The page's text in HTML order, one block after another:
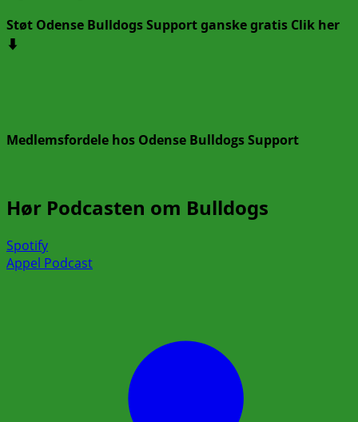
Støt Odense Bulldogs Support ganske gratis Clik her
⬇️
Medlemsfordele hos Odense Bulldogs Support
Hør Podcasten om Bulldogs
Spotify
Appel Podcast